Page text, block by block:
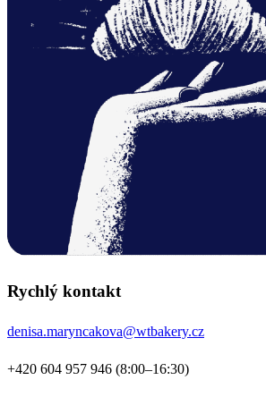
Rychlý kontakt
denisa.maryncakova@wtbakery.cz
+420 604 957 946 (8:00–16:30)